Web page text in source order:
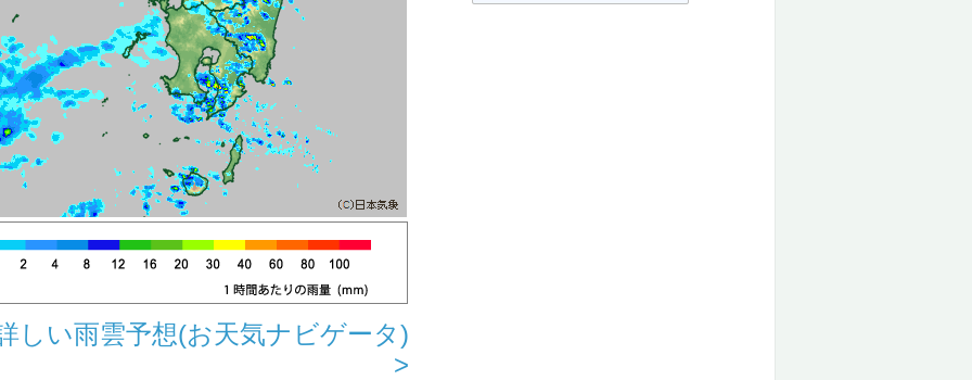
しい雨雲予想(お天気ナビゲータ)
>